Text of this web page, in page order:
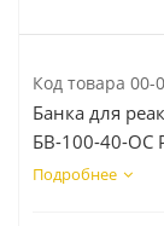
Код товара 00-
Банка для
БВ-100-40-ОС
Подробнее